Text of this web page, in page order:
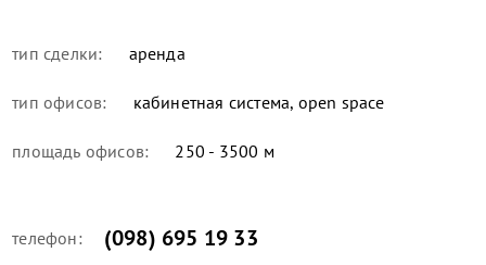
тип сделки: аренда
тип офисов: кабинетная система, open space
площадь офисов: 250 - 3500 м
телефон: (098) 695 19 33